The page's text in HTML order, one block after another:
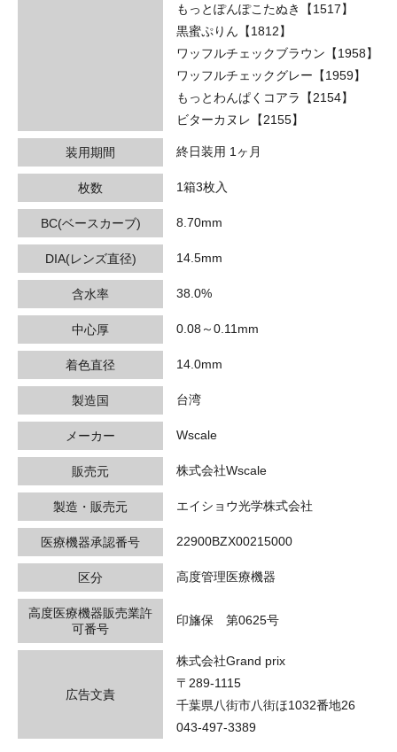
もっとぽんぽこたぬき【1517】
黒蜜ぷりん【1812】
ワッフルチェックブラウン【1958】
ワッフルチェックグレー【1959】
もっとわんぱくコアラ【2154】
ビターカヌレ【2155】
装用期間 終日装用 1ヶ月
枚数 1箱3枚入
BC(ベースカーブ) 8.70mm
DIA(レンズ直径) 14.5mm
含水率 38.0%
中心厚 0.08～0.11mm
着色直径 14.0mm
製造国 台湾
メーカー Wscale
販売元 株式会社Wscale
製造・販売元 エイショウ光学株式会社
医療機器承認番号 22900BZX00215000
区分 高度管理医療機器
高度医療機器販売業許
可番号
印旛保 第0625号
広告文責
株式会社Grand prix
〒289-1115
千葉県八街市八街ほ1032番地26
043-497-3389